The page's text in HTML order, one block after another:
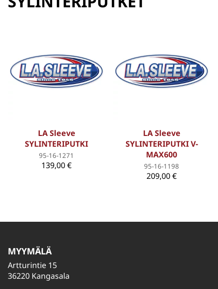
LA Sleeve
SYLINTERIPUTKI
95-16-1271
139,00 €
LA Sleeve
SYLINTERIPUTKI V-
MAX600
95-16-1198
209,00 €
MYYMÄLÄ
Artturintie 15
36220 Kangasala